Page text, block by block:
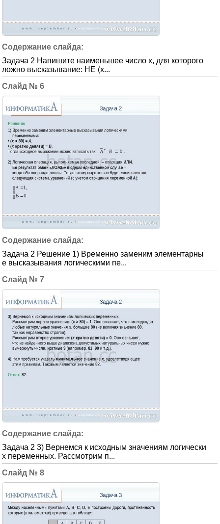
Задача 2 Напишите наименьшее число x, для которого
ложно высказывание: НЕ (x...
6
Задача 2 Решение 1) Временно заменим элементарны
е высказывания логическими пе...
7
Задача 2 3) Вернемся к исходным значениям логически
х переменных. Рассмотрим п...
8